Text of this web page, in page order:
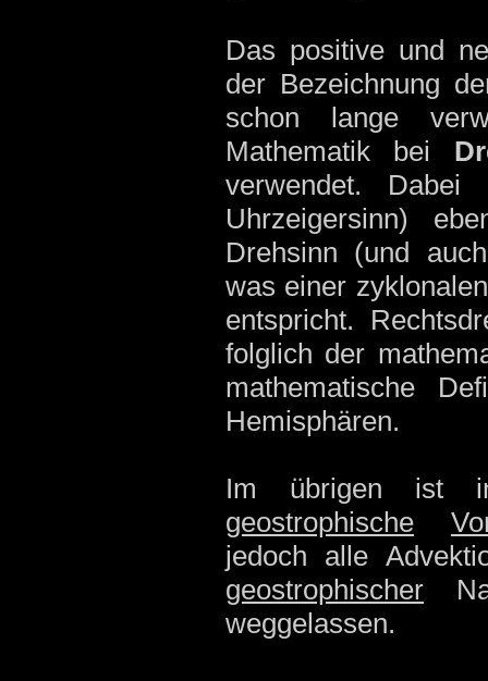
Das positive und
der Bezeichnung
schon lange
Mathematik bei
verwendet.
Uhrzeigersinn)
Drehsinn (und
was einer
entspricht.
folglich der
mathematische
Hemisphären.
Im übrigen ist
geostrophische
jedoch alle
geostrophischer
weggelassen.